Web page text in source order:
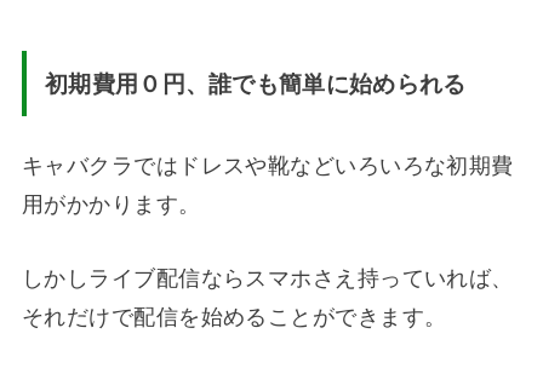
初期費用０円、誰でも簡単に始められる
キャバクラではドレスや靴などいろいろな初期費
用がかかります。
しかしライブ配信ならスマホさえ持っていれば、
それだけで配信を始めることができます。